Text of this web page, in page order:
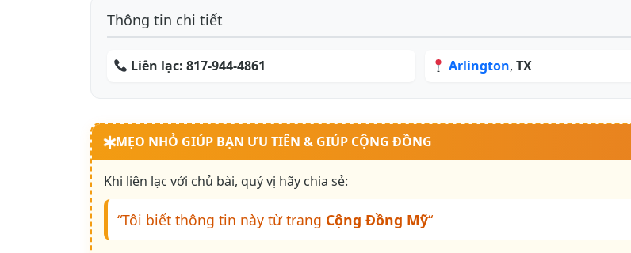
Thông tin chi tiết
Liên lạc:817-944-4861 Arlington, TX
MẸO NHỎ GIÚP BẠN ƯU TIÊN & GIÚP CỘNG ĐỒNG
Khi liên lạc với chủ bài, quý vị hãy chia sẻ:
“Tôi biết thông tin này từ trang Cộng Đồng Mỹ“